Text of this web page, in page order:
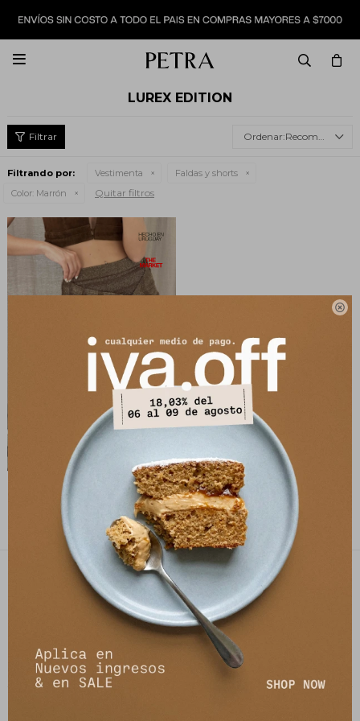


LUREX EDITION
Recomendados
Filtrando por: Vestimenta
Faldas y shorts
Color: Marrón Quitar filtros
Mini Solenne - Marron
PETRA STORE
27141061 - 099 747 832
21 de setiembre 2895, Montevideo
shop@petrastore.com.uy
De lunes a sábados de 11 a 20hs